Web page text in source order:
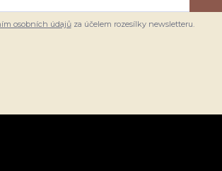
osobních údajůza účelem rozesílky newsletteru.